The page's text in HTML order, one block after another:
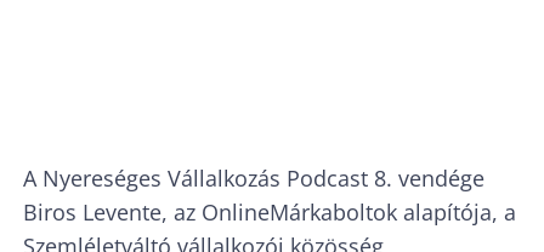
A Nyereséges Vállalkozás Podcast 8. vendége
Biros Levente, az OnlineMárkaboltok alapítója, a